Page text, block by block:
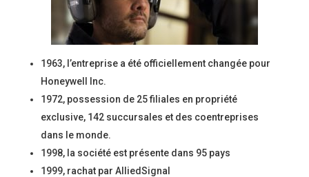
1963, l’entreprise a été officiellement changée pour
Honeywell Inc.
1972, possession de 25 filiales en propriété
exclusive, 142 succursales et des coentreprises
dans le monde.
1998, la société est présente dans 95 pays
1999, rachat par AlliedSignal